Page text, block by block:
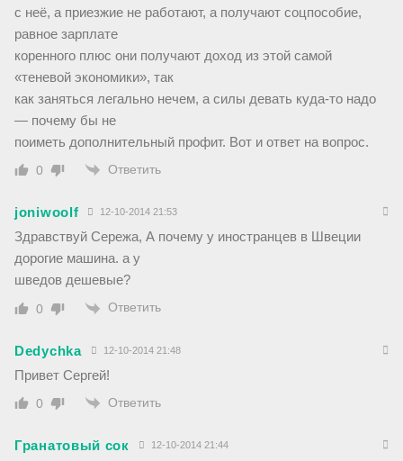
с неё, а приезжие не работают, а получают соцпособие,
равное зарплате
коренного плюс они получают доход из этой самой
«теневой экономики», так
как заняться легально нечем, а силы девать куда-то надо
— почему бы не
поиметь дополнительный профит. Вот и ответ на вопрос.
0 Ответить
joniwoolf 12-10-2014 21:53
Здравствуй Сережа, А почему у иностранцев в Швеции
дорогие машина. а у
шведов дешевые?
0 Ответить
Dedychka 12-10-2014 21:48
Привет Сергей!
0 Ответить
Гранатовый сок 12-10-2014 21:44